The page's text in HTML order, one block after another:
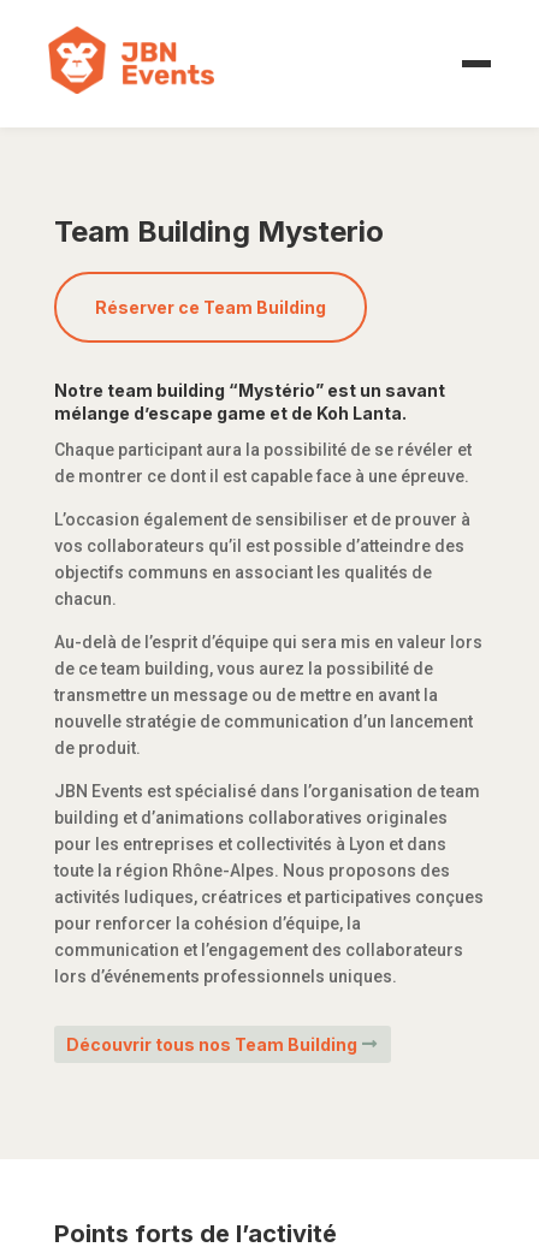
Team Building Mysterio
Réserver ce Team Building
Notre team building “Mystério” est un savant
mélange d’escape game et de Koh Lanta.
Chaque participant aura la possibilité de se révéler et
de montrer ce dont il est capable face à une épreuve.
L’occasion également de sensibiliser et de prouver à
vos collaborateurs qu’il est possible d’atteindre des
objectifs communs en associant les qualités de
chacun.
Au-delà de l’esprit d’équipe qui sera mis en valeur lors
de ce team building, vous aurez la possibilité de
transmettre un message ou de mettre en avant la
nouvelle stratégie de communication d’un lancement
de produit.
JBN Events est spécialisé dans l’organisation de team
building et d’animations collaboratives originales
pour les entreprises et collectivités à Lyon et dans
toute la région Rhône-Alpes. Nous proposons des
activités ludiques, créatrices et participatives conçues
pour renforcer la cohésion d’équipe, la
communication et l’engagement des collaborateurs
lors d’événements professionnels uniques.
Découvrir tous nos Team Building
Points forts de l’activité